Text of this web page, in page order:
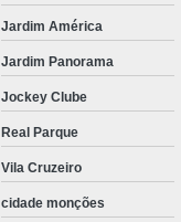
Jardim América
Jardim Panorama
Jockey Clube
Real Parque
Vila Cruzeiro
cidade monções